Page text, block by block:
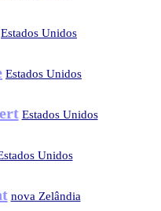
Estados Unidos
Estados Unidos
Estados Unidos
Unidos
nova Zelândia